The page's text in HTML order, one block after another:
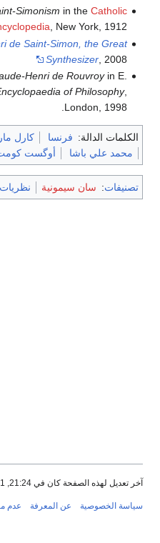
Simonism in the Catholic
, New York, 1912
de Saint-Simon, the Great
Synthesizer, 2008
Henri de Rouvroyin E.
of Philosophy,
London, 1998.
الكلمات الدالة: فرنسا كارل
محمد علي باشا
أوگست
تصنيفات: سان سيمونية
آخر تعديل لهذه الصفحة كان في 21:24, 11 نوفمبر 2013.
سياسة الخصوصية عن المعرفة عدم